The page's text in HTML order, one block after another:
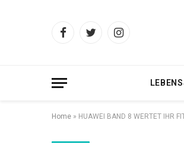
FacebookTwitterInstagram
Home » HUAWEI BAND 8 WERTET IHR